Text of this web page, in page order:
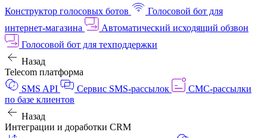
Конструктор голосовых ботов
Голосовой бот для
интернет‑магазина
Автоматический исходящий обзвон
Голосовой бот для техподдержки
Назад
Telecom платформа
SMS API
Сервис SMS-рассылок
СМС-рассылки
по базе клиентов
Назад
Интеграции и доработки CRM